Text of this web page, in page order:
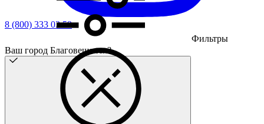
8 (800) 333 03 59
Ваш город Благовещенск?
Фильтры